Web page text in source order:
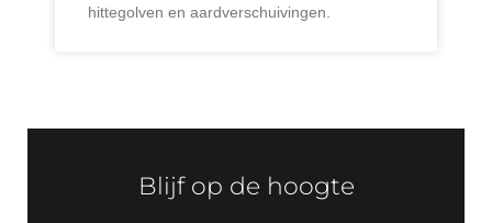
hittegolven en aardverschuivingen.
Blijf op de hoogte